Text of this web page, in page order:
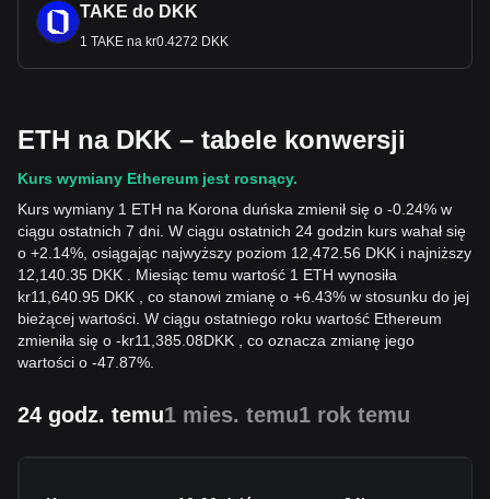
TAKE do DKK
1 TAKE na kr0.4272 DKK
ETH na DKK – tabele konwersji
Kurs wymiany Ethereum jest rosnący.
Kurs wymiany 1 ETH na Korona duńska zmienił się o -0.24% w
ciągu ostatnich 7 dni. W ciągu ostatnich 24 godzin kurs wahał się
o +2.14%, osiągając najwyższy poziom 12,472.56 DKK i najniższy
12,140.35 DKK . Miesiąc temu wartość 1 ETH wynosiła
kr11,640.95 DKK , co stanowi zmianę o +6.43% w stosunku do jej
bieżącej wartości. W ciągu ostatniego roku wartość Ethereum
zmieniła się o -kr11,385.08DKK , co oznacza zmianę jego
wartości o -47.87%.
24 godz. temu1 mies. temu1 rok temu